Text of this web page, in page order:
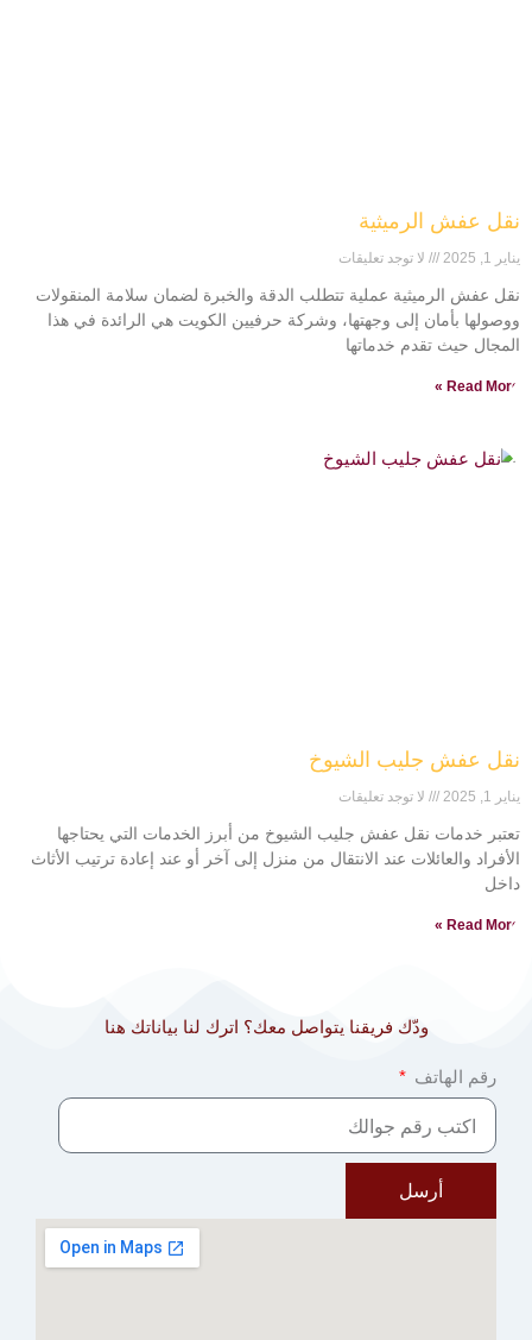
نقل عفش الرميثية
يناير 1, 2025 لا توجد تعليقات
نقل عفش الرميثية عملية تتطلب الدقة والخبرة لضمان سلامة المنقولات
ووصولها بأمان إلى وجهتها، وشركة حرفيين الكويت هي الرائدة في هذا
المجال حيث تقدم خدماتها
Read More »
نقل عفش جليب الشيوخ
يناير 1, 2025 لا توجد تعليقات
تعتبر خدمات نقل عفش جليب الشيوخ من أبرز الخدمات التي يحتاجها
الأفراد والعائلات عند الانتقال من منزل إلى آخر أو عند إعادة ترتيب الأثاث
داخل
Read More »
ودّك فريقنا يتواصل معك؟ اترك لنا بياناتك هنا
رقم الهاتف
أرسل